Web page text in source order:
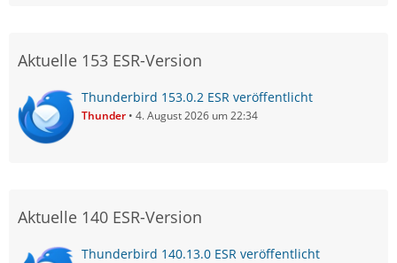
Aktuelle 153 ESR-Version
Thunderbird 153.0.2 ESR veröffentlicht
Thunder 4. August 2026 um 22:34
Aktuelle 140 ESR-Version
Thunderbird 140.13.0 ESR veröffentlicht